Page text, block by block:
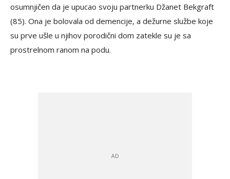
osumnjičen da je upucao svoju partnerku Džanet Bekgraft
(85). Ona je bolovala od demencije, a dežurne službe koje
su prve ušle u njihov porodični dom zatekle su je sa
prostrelnom ranom na podu.